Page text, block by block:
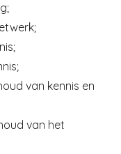
van kennis en
van het